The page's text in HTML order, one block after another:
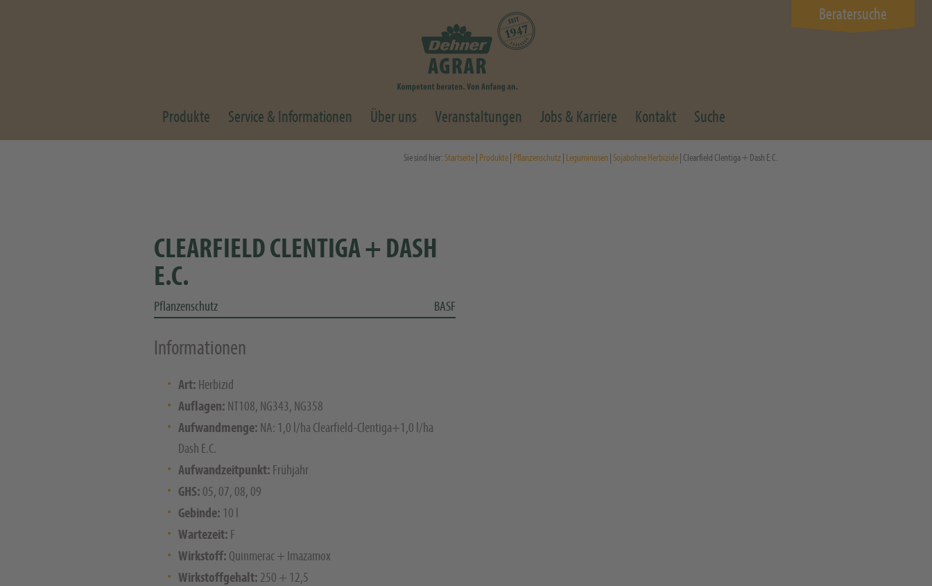
Produkte Service & Informationen Über uns Veranstaltungen Jobs & Karriere Kontakt Suche
Beratersuche
Sie sind hier:Startseite Produkte Pflanzenschutz Leguminosen Sojabohne Herbizide | Clearfield Clentiga + Dash E.C.
CLEARFIELD CLENTIGA + DASH
E.C.
Pflanzenschutz BASF
Informationen
Art: Herbizid
Auflagen: NT108, NG343, NG358
Aufwandmenge: NA: 1,0 l/ha Clearfield-Clentiga+1,0 l/ha
Dash E.C.
Aufwandzeitpunkt: Frühjahr
GHS: 05, 07, 08, 09
Gebinde: 10 l
Wartezeit: F
Wirkstoff: Quinmerac + Imazamox
Wirkstoffgehalt: 250 + 12,5